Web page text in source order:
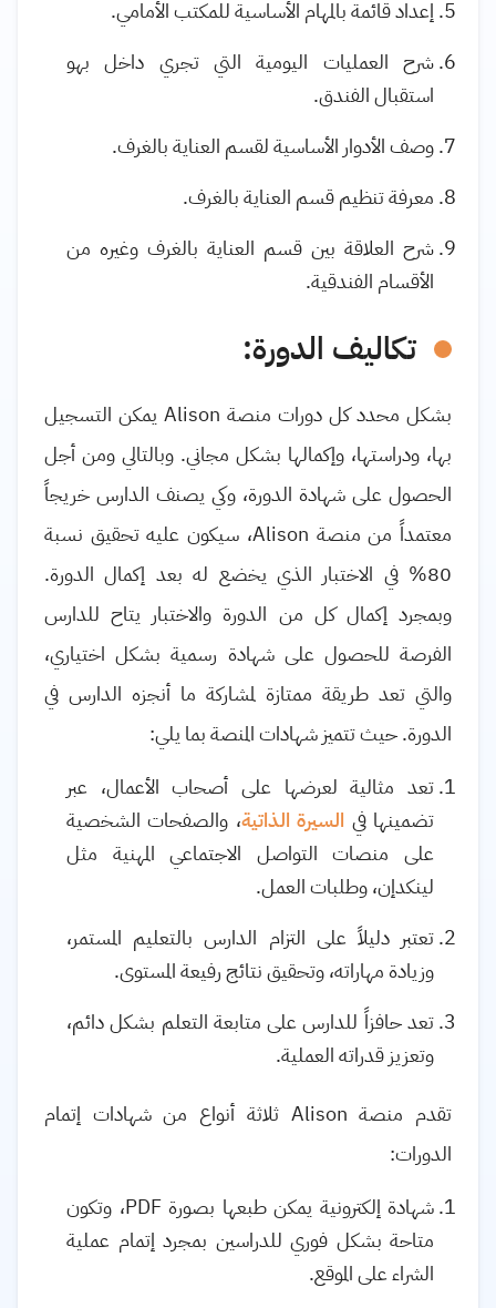
إعداد قائمة بالمهام الأساسية للمكتب الأمامي.
شرح العمليات اليومية التي تجري داخل بهو
استقبال الفندق.
وصف الأدوار الأساسية لقسم العناية بالغرف.
معرفة تنظيم قسم العناية بالغرف.
شرح العلاقة بين قسم العناية بالغرف وغيره من
الأقسام الفندقية.
تكاليف الدورة:
بشكل محدد كل دورات منصة Alison يمكن التسجيل
بها، ودراستها، وإكمالها بشكل مجاني. وبالتالي ومن أجل
الحصول على شهادة الدورة، وكي يصنف الدارس خريجاً
معتمداً من منصة Alison، سيكون عليه تحقيق نسبة
80% في الاختبار الذي يخضع له بعد إكمال الدورة.
وبمجرد إكمال كل من الدورة والاختبار يتاح للدارس
الفرصة للحصول على شهادة رسمية بشكل اختياري،
والتي تعد طريقة ممتازة لمشاركة ما أنجزه الدارس في
الدورة. حيث تتميز شهادات المنصة بما يلي:
تعد مثالية لعرضها على أصحاب الأعمال، عبر
تضمينها في السيرة الذاتية، والصفحات الشخصية
على منصات التواصل الاجتماعي المهنية مثل
لينكدإن، وطلبات العمل.
تعتبر دليلاً على التزام الدارس بالتعليم المستمر،
وزيادة مهاراته، وتحقيق نتائج رفيعة المستوى.
تعد حافزاً للدارس على متابعة التعلم بشكل دائم،
وتعزيز قدراته العملية.
تقدم منصة Alison ثلاثة أنواع من شهادات إتمام
الدورات:
شهادة إلكترونية يمكن طبعها بصورةPDF، وتكون
متاحة بشكل فوري للدراسين بمجرد إتمام عملية
الشراء على الموقع.